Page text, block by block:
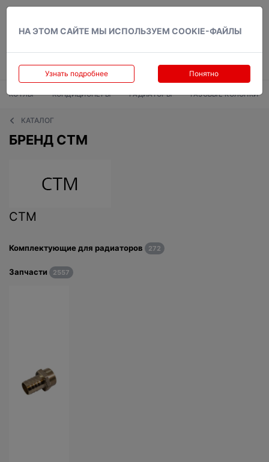
НА ЭТОМ САЙТЕ МЫ ИСПОЛЬЗУЕМ COOKIE-ФАЙЛЫ
Узнать подробнее Понятно
КОТЛЫ КОНДИЦИОНЕРЫ РАДИАТОРЫ ГАЗОВЫЕ КОЛОНКИ
КАТАЛОГ
БРЕНД CTM
CTM
Комплектующие для радиаторов 272
Запчасти 2557